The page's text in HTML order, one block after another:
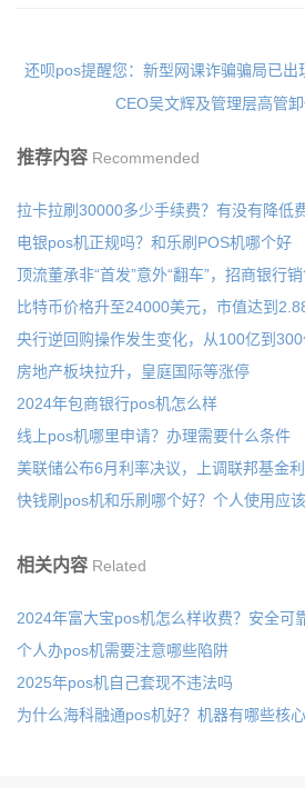
还呗pos提醒您：新型网课诈骗骗局已出
CEO吴文辉及管理层高管
推荐内容 Recommended
拉卡拉刷30000多少手续费？有没有降低
电银pos机正规吗？和乐刷POS机哪个好
比特币价格升至24000美元，市值达到
央行逆回购操作发生变化，从100亿到300
房地产板块拉升，皇庭国际等涨停
2024年包商银行pos机怎么样
线上pos机哪里申请？办理需要什么条件
快钱刷pos机和乐刷哪个好？个人使用应
相关内容 Related
2024年富大宝pos机怎么样收费？安全可
个人办pos机需要注意哪些陷阱
2025年pos机自己套现不违法吗
为什么海科融通pos机好？机器有哪些核